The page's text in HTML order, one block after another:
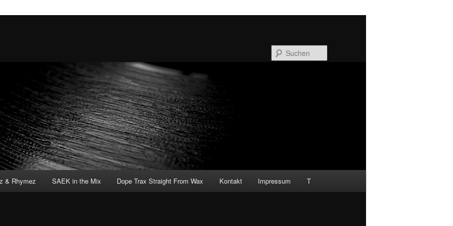
& Rhymez SAEK in the Mix Dope Trax Straight From Wax Kontakt Impressum T